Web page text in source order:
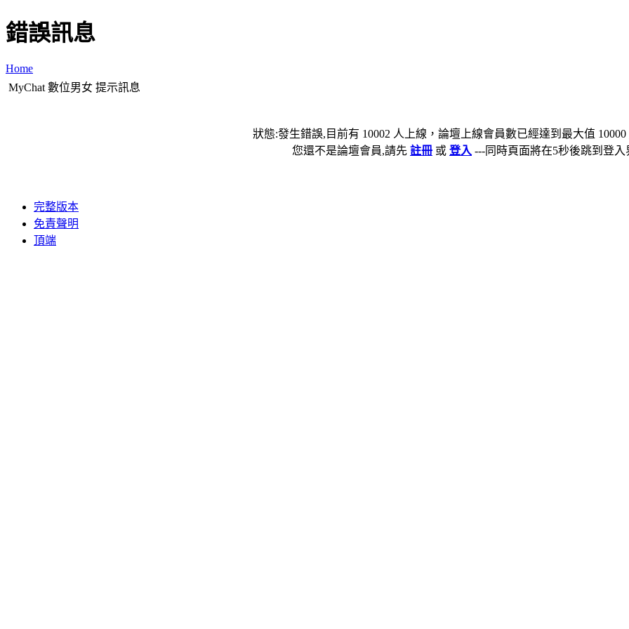
錯誤訊息
Home
MyChat 數位男女 提示訊息
狀態:發生錯誤,目前有 10002 人上線，論壇上線會員數已經達到最大值
您還不是論壇會員,請先 註冊 或 登入 ---同時頁面將在5秒後跳到登入
完整版本
免責聲明
頂端